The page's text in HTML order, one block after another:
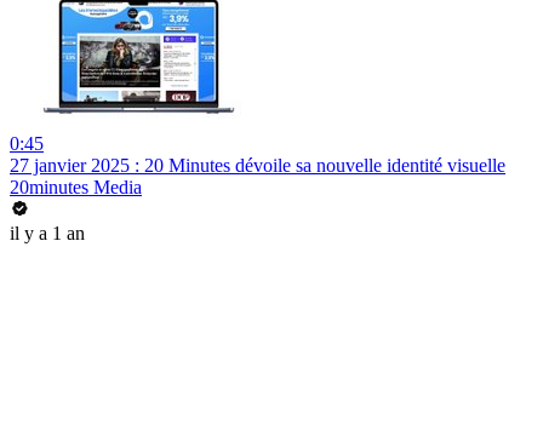
0:45
27 janvier 2025 : 20 Minutes dévoile sa nouvelle identité visuelle
20minutes Media
il y a 1 an